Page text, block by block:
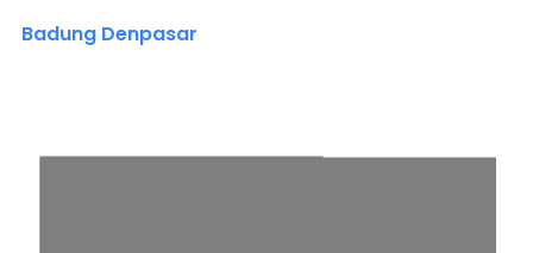
Badung Denpasar